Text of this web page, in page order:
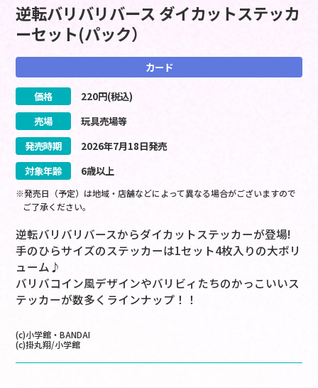
逆転バリバリバース ダイカットステッカ
ーセット(パック）
カード
価格 220円(税込)
売場
玩具売場等
発売時期
2026年7月18日発売
対象年齢
6歳以上
※発売日（予定）は地域・店舗などによって異なる場合がございますので
ご了承ください。
逆転バリバリバースからダイカットステッカーが登場!
手のひらサイズのステッカーは1セット4枚入りの大ボリ
ューム♪
バリバコイン風デザインやバリビィたちのかっこいいス
テッカーが数多くラインナップ！！
(c)小学館・BANDAI
(c)掛丸翔/小学館